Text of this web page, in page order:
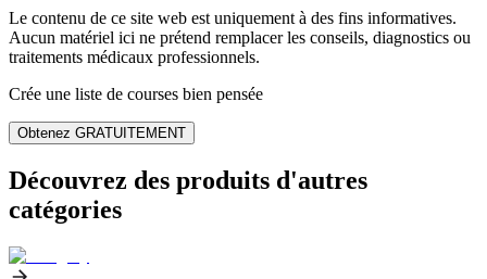
Le contenu de ce site web est uniquement à des fins informatives.
Aucun matériel ici ne prétend remplacer les conseils, diagnostics ou
traitements médicaux professionnels.
Crée une liste de courses bien pensée
Obtenez GRATUITEMENT
Découvrez des produits d'autres
catégories